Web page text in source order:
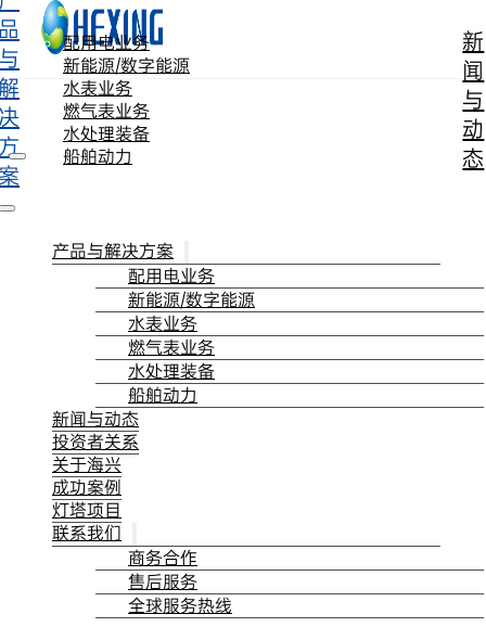
跳转到主要内容 跳转到页脚
配用电业务
新能源/数字能源
水表业务
燃气表业务
水处理装备
船舶动力
新
闻
与
动
态
产品与解决方案
配用电业务
新能源/数字能源
水表业务
燃气表业务
水处理装备
船舶动力
新闻与动态
投资者关系
关于海兴
成功案例
灯塔项目
联系我们
商务合作
售后服务
全球服务热线